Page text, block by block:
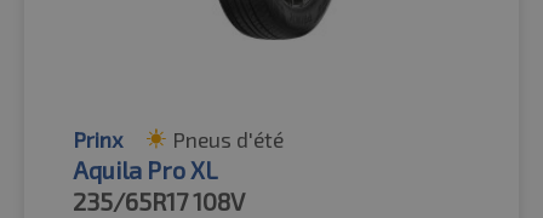
Prinx Pneus d'été
Aquila Pro XL
235/65R17108V